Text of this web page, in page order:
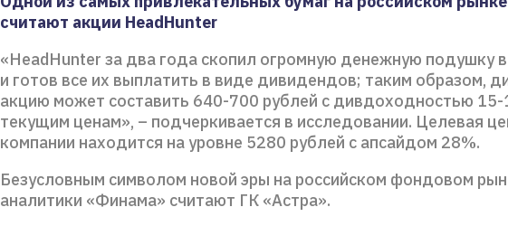
считают акции HeadHunter
«HeadHunter за два года скопил огромную денежную подушку
и готов все их выплатить в виде дивидендов; таким образом,
акцию может составить 640-700 рублей с дивдоходностью 15-
текущим ценам», – подчеркивается в исследовании. Целевая
компании находится на уровне 5280 рублей с апсайдом 28%.
Безусловным символом новой эры на российском фондовом
аналитики «Финама» считают ГК «Астра».